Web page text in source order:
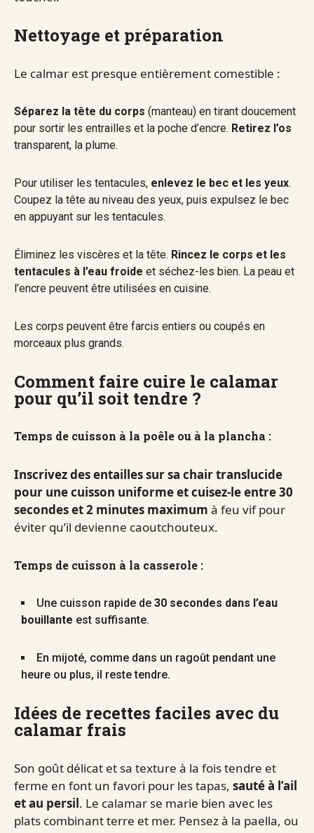
Nettoyage et préparation
Le calmar est presque entièrement comestible :
Séparez la tête du corps (manteau) en tirant doucement
pour sortir les entrailles et la poche d’encre. Retirez l’os
transparent, la plume.
Pour utiliser les tentacules, enlevez le bec et les yeux.
Coupez la tête au niveau des yeux, puis expulsez le bec
en appuyant sur les tentacules.
Éliminez les viscères et la tête. Rincez le corps et les
tentacules à l’eau froide et séchez-les bien. La peau et
l’encre peuvent être utilisées en cuisine.
Les corps peuvent être farcis entiers ou coupés en
morceaux plus grands.
Comment faire cuire le calamar
pour qu’il soit tendre ?
Temps de cuisson à la poêle ou à la plancha :
Inscrivez des entailles sur sa chair translucide
pour une cuisson uniforme et cuisez-le entre 30
secondes et 2 minutes maximum à feu vif pour
éviter qu’il devienne caoutchouteux.
Temps de cuisson à la casserole :
Une cuisson rapide de 30 secondes dans l’eau
bouillante est suffisante.
En mijoté, comme dans un ragoût pendant une
heure ou plus, il reste tendre.
Idées de recettes faciles avec du
calamar frais
Son goût délicat et sa texture à la fois tendre et
ferme en font un favori pour les tapas, sauté à l’ail
et au persil. Le calamar se marie bien avec les
plats combinant terre et mer. Pensez à la paella, ou